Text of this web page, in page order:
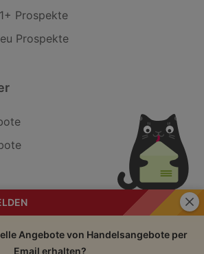
Angebote von Handelsangebote per
Email erhalten?
Prospekte
Prospekte
Impressum